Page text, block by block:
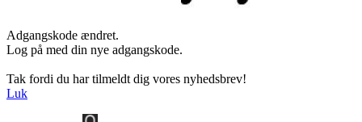
Adgangskode ændret.
Log på med din nye adgangskode.
Tak fordi du har tilmeldt dig vores nyhedsbrev!
Luk